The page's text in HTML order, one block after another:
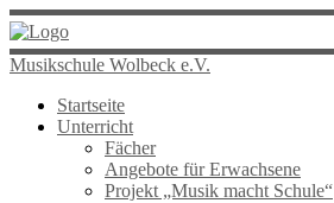
Musikschule Wolbeck e.V.
Startseite
Unterricht
Fächer
Angebote für Erwachsene
Projekt „Musik macht Schule“